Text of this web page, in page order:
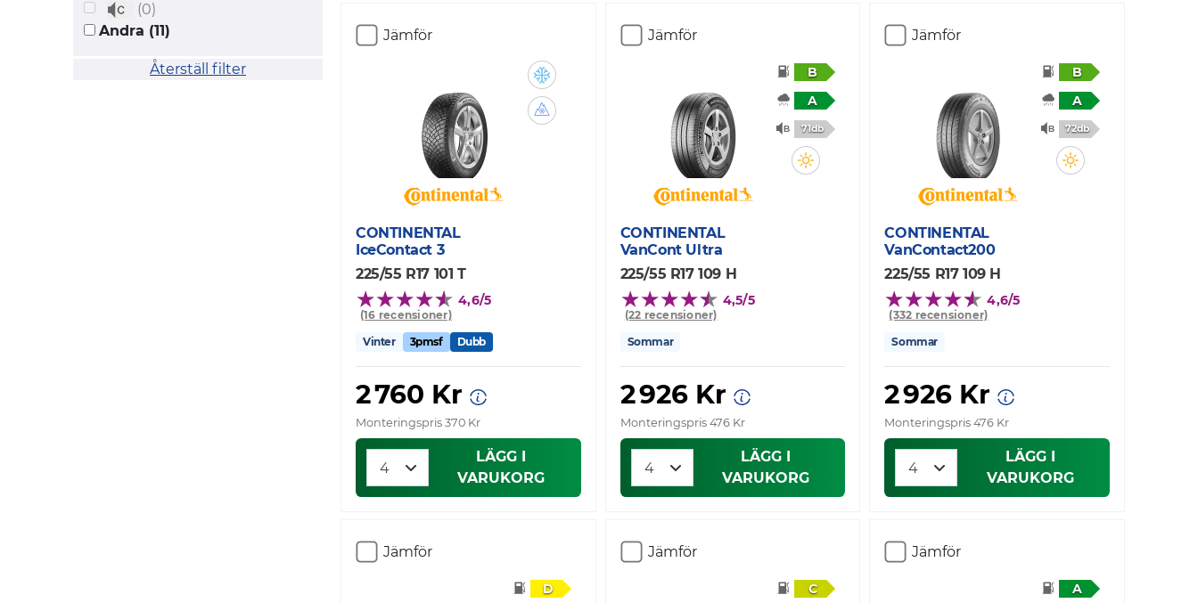
(0)
Andra (11)
Återställ filter
Jämför
CONTINENTAL
IceContact 3
225/55 R17 101 T
4,6/5
(16 recensioner)
Vinter
3pmsf Dubb
2 760 Kr
Monteringspris 370 Kr
LÄGG I
VARUKORG
Jämför
B
A
71db
CONTINENTAL
VanCont Ultra
225/55 R17 109 H
4,5/5
(22 recensioner)
Sommar
2 926 Kr
Monteringspris 476 Kr
LÄGG I
VARUKORG
Jämför
B
A
72db
CONTINENTAL
VanContact200
225/55 R17 109 H
4,6/5
(332 recensioner)
Sommar
2 926 Kr
Monteringspris 476 Kr
LÄGG I
VARUKORG
Jämför
D
Jämför
C
Jämför
A